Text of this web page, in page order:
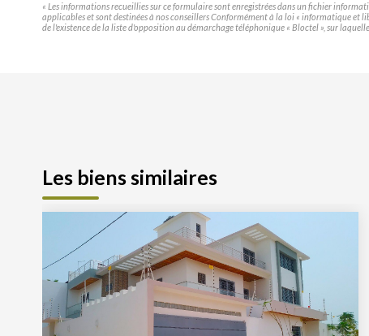
« Les informations recueillies sur ce formulaire sont enregistrées dans un fichier
applicables et sont destinées à nos conseillers Conformément à la loi « informatique et
de l'existence de la liste d'opposition au démarchage téléphonique « Bloctel », sur
Les biens similaires